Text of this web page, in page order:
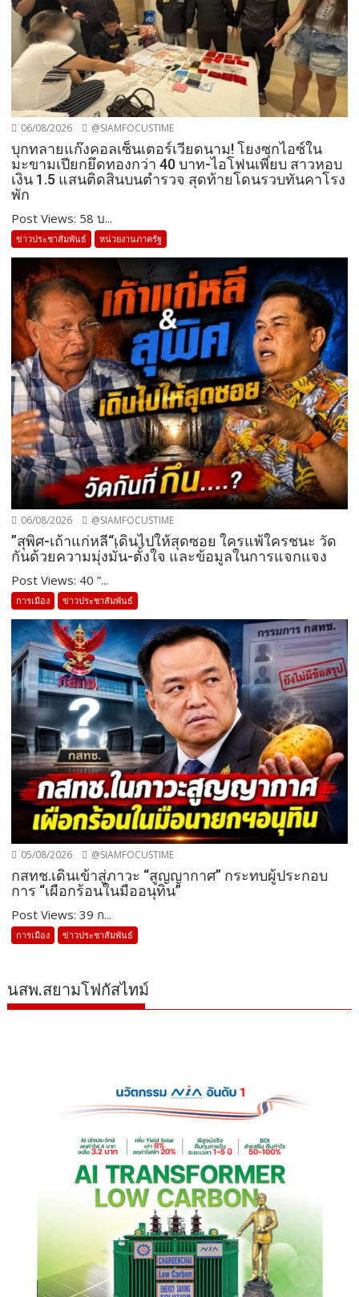
06/08/2026 @SIAMFOCUSTIME
บุกทลายแก๊งคอลเซ็นเตอร์เวียดนาม! โยงซุกไอซ์ใน
มะขามเปียกยึดทองกว่า 40 บาท-ไอโฟนเพียบ สาวหอบ
เงิน 1.5 แสนติดสินบนตำรวจ สุดท้ายโดนรวบทันคาโรง
พัก
Post Views: 58 บ...
ข่าวประชาสัมพันธ์ หน่วยงานภาครัฐ
06/08/2026 @SIAMFOCUSTIME
”สุพิศ-เถ้าแก่หลี“เดินไปให้สุดซอย ใครแพ้ใครชนะ วัด
กันด้วยความมุ่งมั่น-ตั้งใจ และข้อมูลในการแจกแจง
Post Views: 40 ”...
การเมือง ข่าวประชาสัมพันธ์
05/08/2026 @SIAMFOCUSTIME
กสทช.เดินเข้าสู่ภาวะ “สูญญากาศ” กระทบผู้ประกอบ
การ “เผือกร้อนในมืออนุทิน”
Post Views: 39 ก...
การเมือง ข่าวประชาสัมพันธ์
นสพ.สยามโฟกัสไทม์